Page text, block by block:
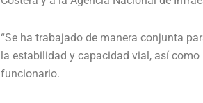
“Se ha trabajado de manera conjunta
la estabilidad y capacidad vial, así
funcionario.